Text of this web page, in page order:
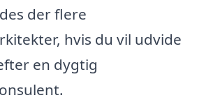
der flere
hvis du vil udvide
en dygtig